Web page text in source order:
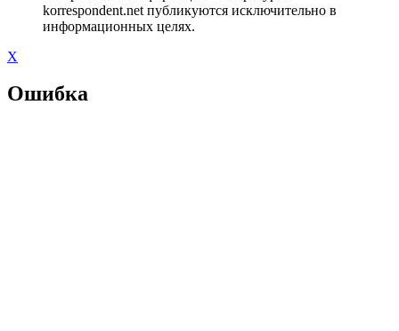
korrespondent.net публикуются исключительно в
информационных целях.
X
Ошибка